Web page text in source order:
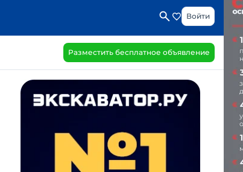
Войти
Разместить бесплатное объявление